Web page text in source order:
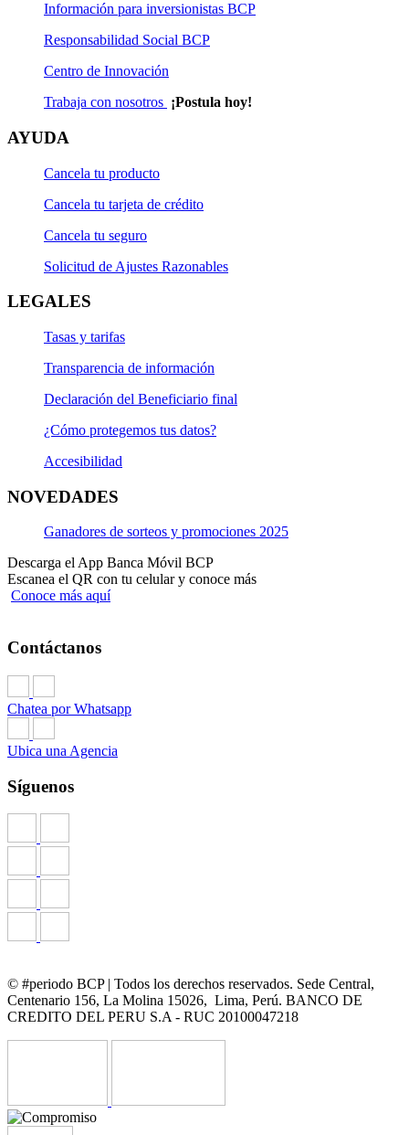
Información para inversionistas BCP
Responsabilidad Social BCP
Centro de Innovación
Trabaja con nosotros ¡Postula hoy!
AYUDA
Cancela tu producto
Cancela tu tarjeta de crédito
Cancela tu seguro
Solicitud de Ajustes Razonables
LEGALES
Tasas y tarifas
Transparencia de información
Declaración del Beneficiario final
¿Cómo protegemos tus datos?
Accesibilidad
NOVEDADES
Ganadores de sorteos y promociones 2025
Descarga el App Banca Móvil BCP
Escanea el QR con tu celular y conoce más
Conoce más aquí
Contáctanos
Chatea por Whatsapp
Ubica una Agencia
Síguenos
© #periodo BCP | Todos los derechos reservados. Sede Central,
Centenario 156, La Molina 15026, Lima, Perú. BANCO DE
CREDITO DEL PERU S.A - RUC 20100047218